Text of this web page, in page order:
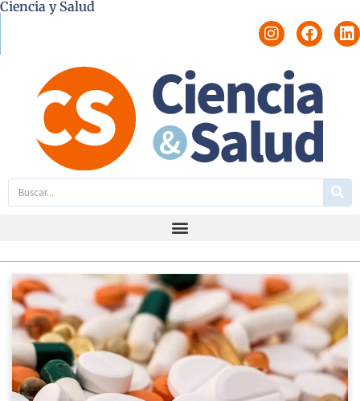
Ciencia y Salud